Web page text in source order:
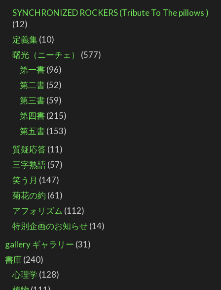
SYNCHRONIZED ROCKERS (Tribute To The pillows )
(12)
定義集(10)
曙光（ニーチェ）
(577)
第一書(96)
第二書(52)
第三書(59)
第四書(215)
第五書(153)
質疑応答(11)
三字熟語(57)
笑う月 (147)
菊花の約 (61)
アフォリズム (112)
特別企画のお知らせ(14)
gallery ギャラリー (31)
書庫(240)
心理学 (128)